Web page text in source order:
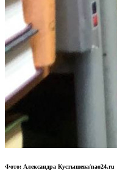
Фото: Александра Кустышева/nao24.ru